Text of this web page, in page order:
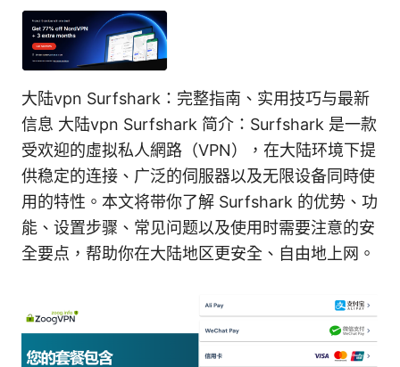
大陆vpn Surfshark：完整指南、实用技巧与最新
信息 大陆vpn Surfshark 简介：Surfshark 是一款
受欢迎的虛拟私人網路（VPN），在大陆环境下提
供稳定的连接、广泛的伺服器以及无限设备同時使
用的特性。本文将带你了解 Surfshark 的优势、功
能、设置步骤、常见问题以及使用时需要注意的安
全要点，帮助你在大陆地区更安全、自由地上网。